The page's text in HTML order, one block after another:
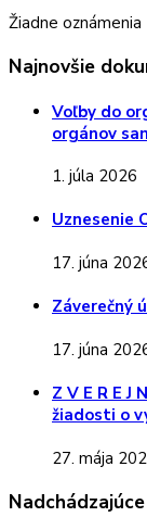
Žiadne oznámenia
Najnovšie
Voľby do
orgánov
1. júla 2026
Uznesenie
17. júna
Záverečný
17. júna
Z V E R E J
žiadosti o
27. mája